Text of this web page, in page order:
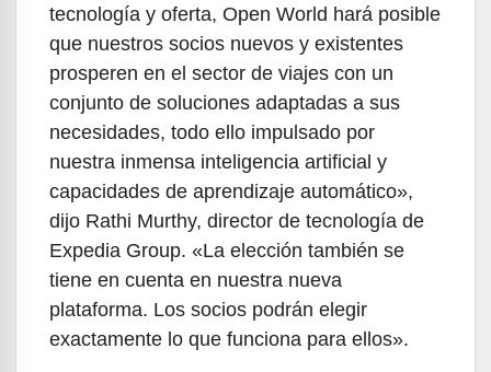
tecnología y oferta, Open World hará posible
que nuestros socios nuevos y existentes
prosperen en el sector de viajes con un
conjunto de soluciones adaptadas a sus
necesidades, todo ello impulsado por
nuestra inmensa inteligencia artificial y
capacidades de aprendizaje automático»,
dijo Rathi Murthy, director de tecnología de
Expedia Group. «La elección también se
tiene en cuenta en nuestra nueva
plataforma. Los socios podrán elegir
exactamente lo que funciona para ellos».